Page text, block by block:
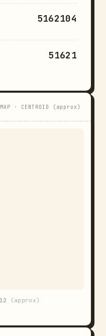
5162104
51621
MAP · CENTROID (approx)
(approx)